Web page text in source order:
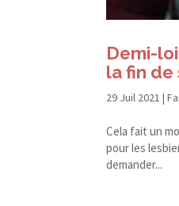
Demi-​
la fin de
29 Juil 2021 |
Cela fait un
pour les
demander...